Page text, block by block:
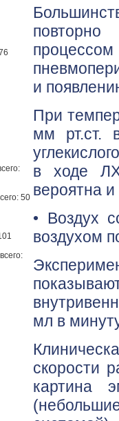
50
всего:
и
При
мм рт.ст.
в ходе
вероятна
• Воздух
воздухом
мл в
скорости
картина